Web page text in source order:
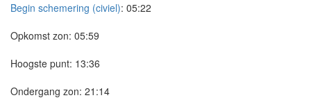
Begin schemering (civiel): 05:22
Opkomst zon: 05:59
Hoogste punt: 13:36
Ondergang zon: 21:14